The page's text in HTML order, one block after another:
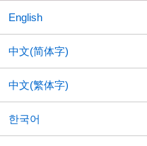
English
中文(简体字)
中文(繁体字)
한국어